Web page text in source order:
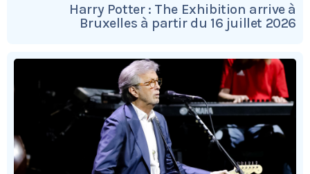
Harry Potter : The Exhibition arrive à
Bruxelles à partir du 16 juillet 2026